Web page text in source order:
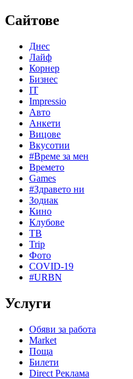
Сайтове
Днес
Лайф
Корнер
Бизнес
IT
Impressio
Авто
Анкети
Вицове
Вкусотии
#Време за мен
Времето
Games
#Здравето ни
Зодиак
Кино
Клубове
ТВ
Trip
Фото
COVID-19
#URBN
Услуги
Обяви за работа
Market
Поща
Билети
Direct Реклама